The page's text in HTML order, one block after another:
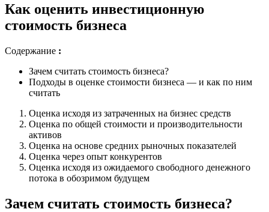
Как оценить инвестиционную
стоимость бизнеса
Содержание :
Зачем считать стоимость бизнеса?
Подходы в оценке стоимости бизнеса — и как по ним
считать
Оценка исходя из затраченных на бизнес средств
Оценка по общей стоимости и производительности
активов
Оценка на основе средних рыночных показателей
Оценка через опыт конкурентов
Оценка исходя из ожидаемого свободного денежного
потока в обозримом будущем
Зачем считать стоимость бизнеса?